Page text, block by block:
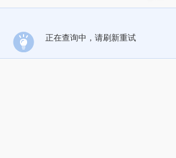
正在查询中，请刷新重试